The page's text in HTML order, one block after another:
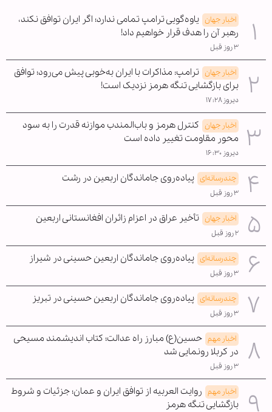
اخبار جهان یاوه‌گویی ترامپ تمامی ندارد؛ اگر ایران توافق نکند،
رهبر آن را هدف قرار خواهیم داد!
۳ روز قبل
اخبار جهان ترامپ: مذاکرات با ایران به‌خوبی پیش می‌رود؛ توافق
برای بازگشایی تنگه هرمز نزدیک است!
دیروز ۱۷:۲۸
اخبار جهان کنترل هرمز و باب‌المندب موازنه قدرت را به سود
محور مقاومت تغییر داده است
دیروز ۱۶:۳۰
چندرسانه‌ای پیاده‌روی جاماندگان اربعین در رشت
۳ روز قبل
اخبار جهان تأخیر عراق در اعزام زائران افغانستانی اربعین
۲ روز قبل
چندرسانه‌ای پیاده‌روی جاماندگان اربعین حسینی در شیراز
۳ روز قبل
چندرسانه‌ای پیاده‌روی جاماندگان اربعین حسینی در تبریز
۳ روز قبل
اخبار مهم حسین(ع) مبارز راه عدالت؛ کتاب اندیشمند مسیحی
در کربلا رونمایی شد
۳ روز قبل
اخبار مهم روایت العربیه از توافق ایران و عمان؛ جزئیات و شروط
بازگشایی تنگه هرمز